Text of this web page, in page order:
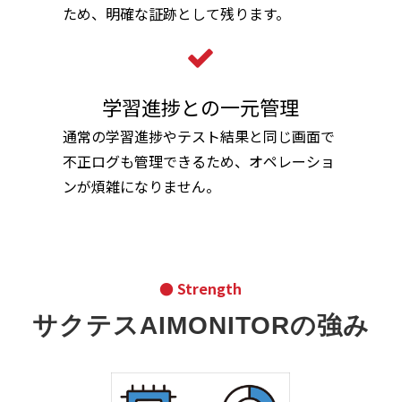
ため、明確な証跡として残ります。
学習進捗との一元管理
通常の学習進捗やテスト結果と同じ画面で
不正ログも管理できるため、オペレーショ
ンが煩雑になりません。
● Strength
サクテスAIMONITORの強み